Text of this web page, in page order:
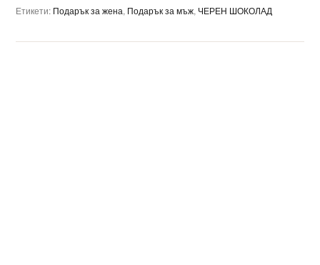
Етикети: Подарък за жена, Подарък за мъж, ЧЕРЕН ШОКОЛАД